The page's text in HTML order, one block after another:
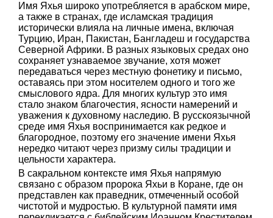
Имя Яхья широко употребляется в арабском мире,
а также в странах, где исламская традиция
исторически влияла на личные имена, включая
Турцию, Иран, Пакистан, Бангладеш и государства
Северной Африки. В разных языковых средах оно
сохраняет узнаваемое звучание, хотя может
передаваться через местную фонетику и письмо,
оставаясь при этом носителем одного и того же
смыслового ядра. Для многих культур это имя
стало знаком благочестия, ясности намерений и
уважения к духовному наследию. В русскоязычной
среде имя Яхья воспринимается как редкое и
благородное, поэтому его значение имени Яхья
нередко читают через призму силы традиции и
цельности характера.
В сакральном контексте имя Яхья напрямую
связано с образом пророка Яхьи в Коране, где он
представлен как праведник, отмеченный особой
чистотой и мудростью. В культурной памяти имя